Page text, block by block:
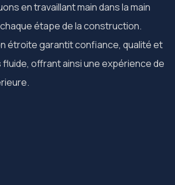
en travaillant main dans la main
étape de la construction.
étroite garantit confiance, qualité et
offrant ainsi une expérience de